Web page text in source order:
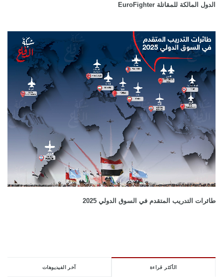
الدول المالكة للمقاتلة EuroFighter
طائرات التدريب المتقدم في السوق الدولي 2025
الأكثر قراءة آخر الفيديوهات